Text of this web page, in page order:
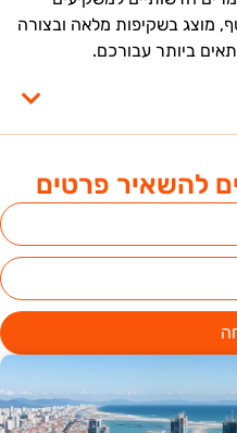
להשאיר פרטים
מוצג בשקיפות מלאה ובצורה
ביותר עבורכם.